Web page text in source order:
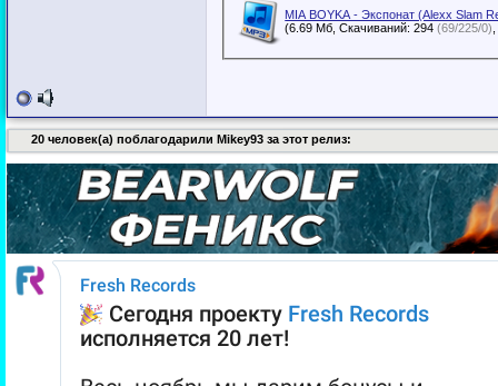
MIA BOYKA - Экспонат (Alexx Slam
(6.69 Мб, Скачиваний: 294(69/225/0)
20 человек(а) поблагодарили Mikey93 за этот релиз: